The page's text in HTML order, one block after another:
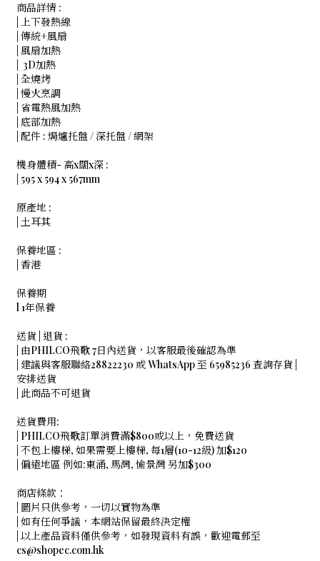
商品詳情 :
| 上下發熱線
| 傳統+風扇
| 風扇加熱
| 3D加熱
| 全燒烤
| 慢火烹調
| 省電熱風加熱
| 底部加熱
| 配件 : 焗爐托盤 / 深托盤 / 網架
機身體積- 高x闊x深 :
| 595 x 594 x 567mm
原產地 :
| 土耳其
保養地區 :
| 香港
保養期
l 1年保養
送貨 | 退貨 :
| 由PHILCO飛歌 7日內送貨，以客服最後確認為準
| 建議與客服聯絡28822230 或 WhatsApp 至 65985236 查詢存貨 |
安排送貨
| 此商品不可退貨
送貨費用:
| PHILCO飛歌訂單消費滿$800或以上，免費送貨
| 不包上樓梯, 如果需要上樓梯, 每1層(10-12級) 加$120
| 偏遠地區 例如:東涌, 馬灣, 愉景灣 另加$300
商店條款：
| 圖片只供參考，一切以實物為準
| 如有任何爭議，本網站保留最終決定權
| 以上產品資料僅供參考，如發現資料有誤，歡迎電郵至
cs@shopec.com.hk